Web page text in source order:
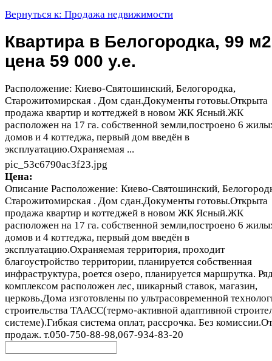
Вернуться к: Продажа недвижимости
Квартира в Белогородка, 99 м2
цена 59 000 у.е.
Расположение: Киево-Святошинский, Белогородка,
Старожитомирская . Дом сдан.Документы готовы.Открыта
продажа квартир и коттеджей в новом ЖК Ясный.ЖК
расположен на 17 га. собственной земли,построено 6
домов и 4 коттеджа, первый дом введён в
эксплуатацию.Охраняемая ...
pic_53c6790ac3f23.jpg
Цена:
Описание Расположение: Киево-Святошинский,
Старожитомирская . Дом сдан.Документы готовы.Открыта
продажа квартир и коттеджей в новом ЖК Ясный.ЖК
расположен на 17 га. собственной земли,построено 6
домов и 4 коттеджа, первый дом введён в
эксплуатацию.Охраняемая территория, проходит
благоустройство территории, планируется собственная
инфраструктура, роется озеро, планируется маршрутка.
комплексом расположен лес, шикарный ставок, магазин,
церковь.Дома изготовлены по ультрасовременной
строительства ТААСС(термо-активной адаптивной
системе).Гибкая система оплат, рассрочка. Без
продаж. т.050-750-88-98,067-934-83-20